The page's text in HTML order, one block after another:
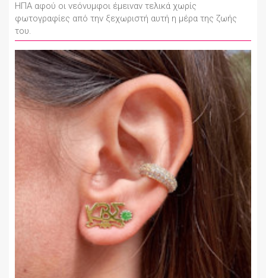
ΗΠΑ αφού οι νεόνυμφοι έμειναν τελικά χωρίς
φωτογραφίες από την ξεχωριστή αυτή η μέρα της ζωής
του.